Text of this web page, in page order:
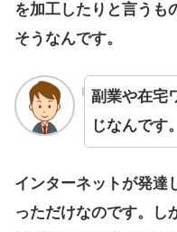
を加工したりと言うも
そうなんです。
副業や在宅
じなんです。
インターネットが発達
っただけなのです。し